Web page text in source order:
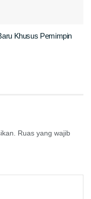
Khusus Pemimpin
Ruas yang wajib